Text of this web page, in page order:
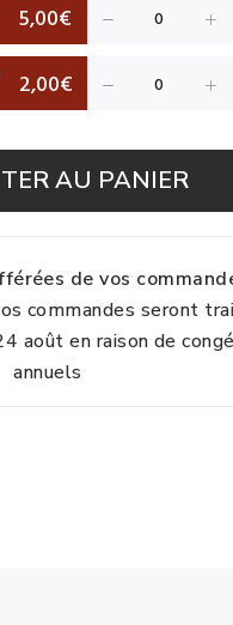
5,00€
2,00€
AU PANIER
de vos
commandes seront
août en raison de
annuels